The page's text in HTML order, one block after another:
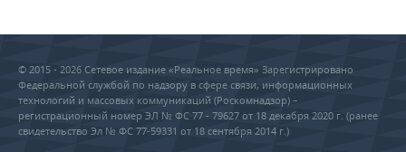
© 2015 - 2026 Сетевое издание «Реальное время» Зарегистрировано
Федеральной службой по надзору в сфере связи, информационных
технологий и массовых коммуникаций (Роскомнадзор) –
регистрационный номер ЭЛ № ФС 77 - 79627 от 18 декабря 2020 г. (ранее
свидетельство Эл № ФС 77-59331 от 18 сентября 2014 г.)